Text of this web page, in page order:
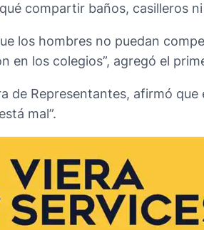
compartir baños, casilleros
los hombres no puedan
en los colegios”, agregó el
de Representantes, afirmó
mal”.